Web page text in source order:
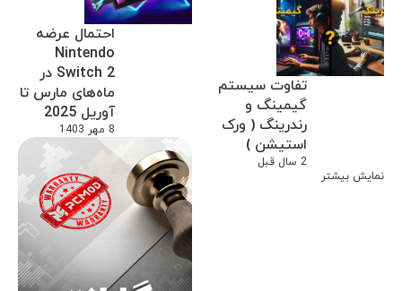
احتمال عرضه
Nintendo
Switch 2 در
ماه‌های مارس تا
آوریل 2025
8 مهر 1403
تفاوت سیستم
گیمینگ و
رندرینگ ( ورک
استیشن )
2 سال قبل
نمایش بیشتر